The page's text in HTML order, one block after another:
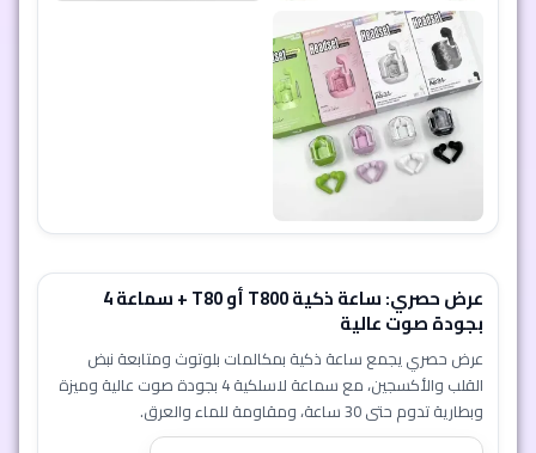
عرض حصري: ساعة ذكية T800 أو T80 + سماعة 4
بجودة صوت عالية
عرض حصري يجمع ساعة ذكية بمكالمات بلوتوث ومتابعة نبض
القلب والأكسجين، مع سماعة لاسلكية 4 بجودة صوت عالية وميزة
وبطارية تدوم حتى 30 ساعة، ومقاومة للماء والعرق.